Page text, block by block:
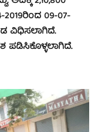
09-07-
ವಿಧಿಸಲಾಗಿದೆ.
ಪಡಿಸಿಕೊಳ್ಳಲಾಗಿದೆ.